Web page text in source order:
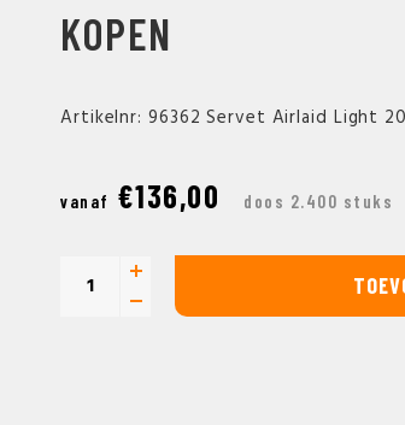
KOPEN
Artikelnr: 96362 Servet Airlaid Light
vanaf €136,00 doos 2.400 stuks